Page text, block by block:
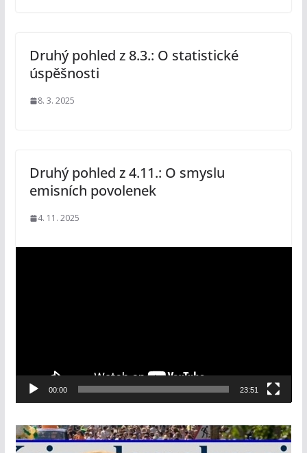
Druhý pohled z 8.3.: O statistické
úspěšnosti
8. 3. 2025
Druhý pohled z 4.11.: O smyslu
emisních povolenek
4. 11. 2025
e
á
v
00:00 23:51